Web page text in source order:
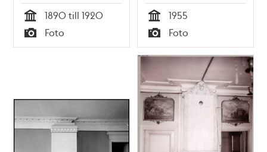
Tid
1890 till 1920
Typ
Foto Tid
1955
Typ
Foto